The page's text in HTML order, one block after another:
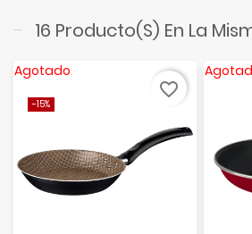
16 Producto(s) En La
Agotado
-15%
favorite_border